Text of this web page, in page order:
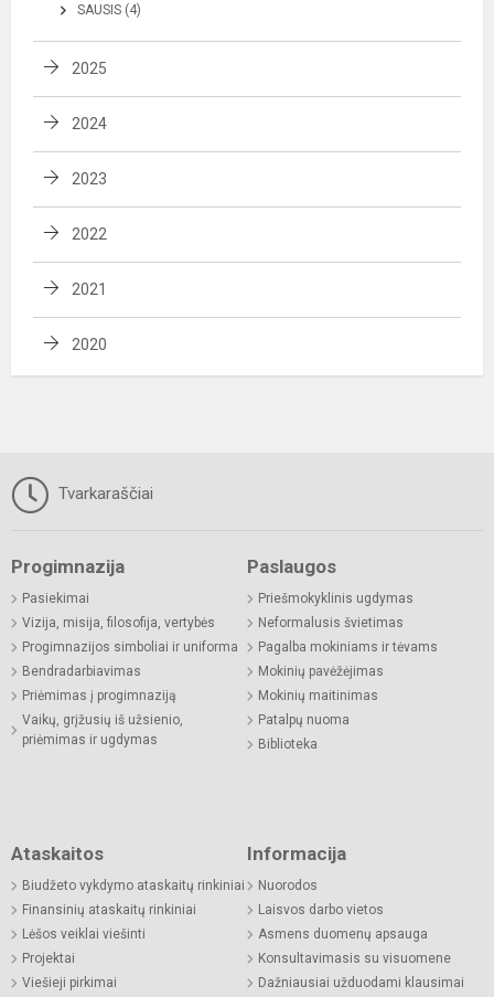
SAUSIS (4)
2025
2024
2023
2022
2021
2020
Tvarkaraščiai
Progimnazija
Pasiekimai
Vizija, misija, filosofija, vertybės
Progimnazijos simboliai ir uniforma
Bendradarbiavimas
Priėmimas į progimnaziją
Vaikų, grįžusių iš užsienio,
priėmimas ir ugdymas
Paslaugos
Priešmokyklinis ugdymas
Neformalusis švietimas
Pagalba mokiniams ir tėvams
Mokinių pavėžėjimas
Mokinių maitinimas
Patalpų nuoma
Biblioteka
Ataskaitos
Biudžeto vykdymo ataskaitų rinkiniai
Finansinių ataskaitų rinkiniai
Lėšos veiklai viešinti
Projektai
Viešieji pirkimai
Informacija
Nuorodos
Laisvos darbo vietos
Asmens duomenų apsauga
Konsultavimasis su visuomene
Dažniausiai užduodami klausimai